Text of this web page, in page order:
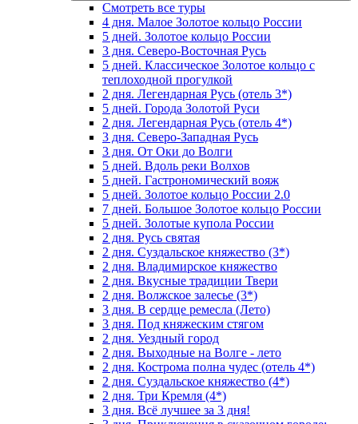
Смотреть все туры
4 дня. Малое Золотое кольцо России
5 дней. Золотое кольцо России
3 дня. Северо-Восточная Русь
5 дней. Классическое Золотое кольцо с
теплоходной прогулкой
2 дня. Легендарная Русь (отель 3*)
5 дней. Города Золотой Руси
2 дня. Легендарная Русь (отель 4*)
3 дня. Северо-Западная Русь
3 дня. От Оки до Волги
5 дней. Вдоль реки Волхов
5 дней. Гастрономический вояж
5 дней. Золотое кольцо России 2.0
7 дней. Большое Золотое кольцо России
5 дней. Золотые купола России
2 дня. Русь святая
2 дня. Суздальское княжество (3*)
2 дня. Владимирское княжество
2 дня. Вкусные традиции Твери
2 дня. Волжское залесье (3*)
3 дня. В сердце ремесла (Лето)
3 дня. Под княжеским стягом
2 дня. Уездный город
2 дня. Выходные на Волге - лето
2 дня. Кострома полна чудес (отель 4*)
2 дня. Суздальское княжество (4*)
2 дня. Три Кремля (4*)
3 дня. Всё лучшее за 3 дня!